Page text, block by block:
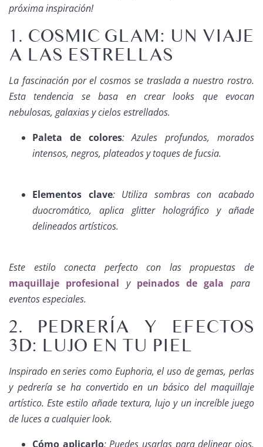
próxima inspiración!
1. COSMIC GLAM: UN VIAJE
A LAS ESTRELLAS
La fascinación por el cosmos se traslada a nuestro rostro.
Esta tendencia se basa en crear looks que evocan
nebulosas, galaxias y cielos estrellados.
Paleta de colores: Azules profundos, morados
intensos, negros, plateados y toques de fucsia.
Elementos clave: Utiliza sombras con acabado
duocromático, aplica glitter holográfico y añade
delineados artísticos.
Este estilo conecta perfecto con las propuestas de
maquillaje profesional ypeinados de gala para
eventos especiales.
2. PEDRERÍA Y EFECTOS
3D: LUJO EN TU PIEL
Inspirado en series como Euphoria, el uso de gemas, perlas
y pedrería se ha convertido en un básico del maquillaje
artístico. Este estilo añade textura, lujo y un increíble juego
de luces a cualquier look.
Cómo aplicarlo: Puedes usarlas para delinear ojos,